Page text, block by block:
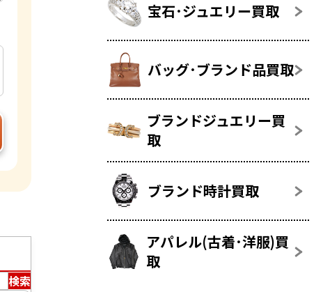
検索
宝石･ジュエリー買取
バッグ･ブランド品買取
ブランドジュエリー買
取
ブランド時計買取
アパレル(古着･洋服)買
取